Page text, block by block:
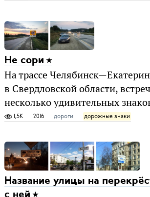
Не сори
На трассе
в Свердловской области,
несколько удивительных
1,5K 2016 дороги дорожные знаки
Название улицы на